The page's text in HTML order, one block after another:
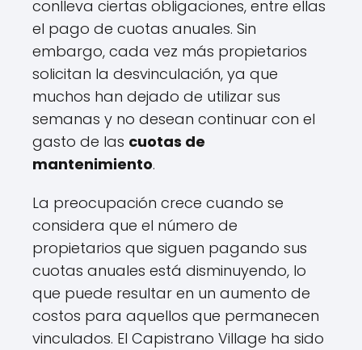
conlleva ciertas obligaciones, entre ellas
el pago de cuotas anuales. Sin
embargo, cada vez más propietarios
solicitan la desvinculación, ya que
muchos han dejado de utilizar sus
semanas y no desean continuar con el
gasto de las cuotas de
mantenimiento.
La preocupación crece cuando se
considera que el número de
propietarios que siguen pagando sus
cuotas anuales está disminuyendo, lo
que puede resultar en un aumento de
costos para aquellos que permanecen
vinculados. El Capistrano Village ha sido